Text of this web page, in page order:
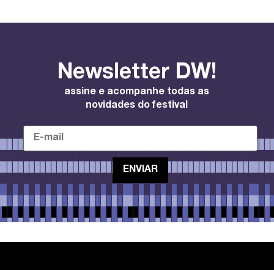
Newsletter DW!
assine e acompanhe todas as
novidades do festival